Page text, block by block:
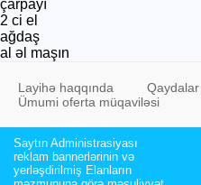
çarpayı
2 ci el
ağdaş
al əl maşın
Layihə haqqında Qaydalar
Ümumi oferta müqaviləsi
Saytın Administrasiyası
reklam bannerlərinin və
yerləşdirilmiş Elanların